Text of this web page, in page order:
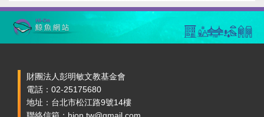
財團法人彭明敏文教基金會
電話：02-25175680
地址：台北市松江路9號14樓